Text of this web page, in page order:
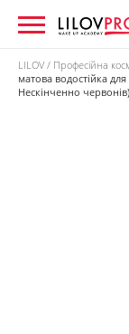
LILOV Професійна
матова водостійка
Нескінченно